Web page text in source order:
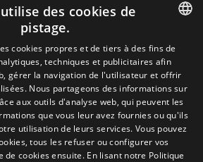
Mentions Légales
de Confidentialité
Politique de Cookies
générales de vente
Gérer les cookies
Contact
los Huertos, S/N. Apdo 100
Casetas (Zaragoza) SPAIN
SPANISH
ENGLISH
FRENCH
ITALIAN
PORTUGUESE
des cookies de
pistage.
cookies propres et de tiers à des fins de
techniques et publicitaires afin
gérer la navigation de l'utilisateur et offrir
Nous partageons des informations sur
aux outils d'analyse web, qui peuvent les
que vous leur avez fournies ou qu'ils
utilisation de leurs services. Vous pouvez
tous les refuser ou configurer vos
de cookies ensuite. En lisant notre Politique